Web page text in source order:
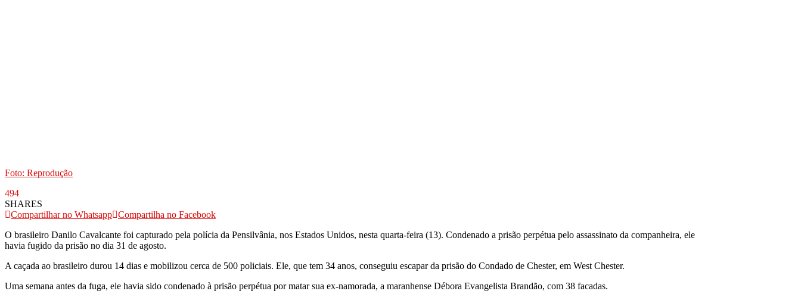
Foto: Reprodução
494
SHARES
Compartilhar no Whatsapp Compartilha no Facebook
O brasileiro Danilo Cavalcante foi capturado pela polícia da Pensilvânia, nos Estados Unidos, nesta quarta-feira (13). Condenado a prisão perpétua pelo assassinato da companheira, ele
havia fugido da prisão no dia 31 de agosto.
A caçada ao brasileiro durou 14 dias e mobilizou cerca de 500 policiais. Ele, que tem 34 anos, conseguiu escapar da prisão do Condado de Chester, em West Chester.
Uma semana antes da fuga, ele havia sido condenado à prisão perpétua por matar sua ex-namorada, a maranhense Débora Evangelista Brandão, com 38 facadas.